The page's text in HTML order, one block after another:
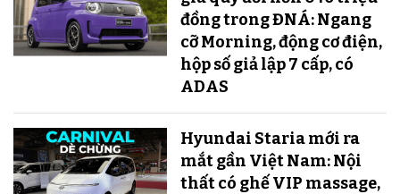
đồng trong ĐNÁ: Ngang
cỡ Morning, động cơ điện,
hộp số giả lập 7 cấp, có
ADAS
Hyundai Staria mới ra
mắt gần Việt Nam: Nội
thất có ghế VIP massage,